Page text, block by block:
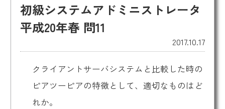
初級システムアドミニストレータ
平成20年春 問11
2017.10.17
クライアントサーバシステムと比較した時の
ピアツーピアの特徴として、適切なものはど
れか。